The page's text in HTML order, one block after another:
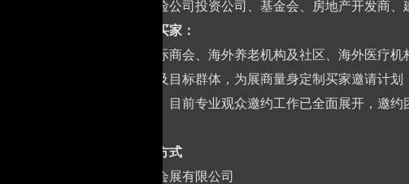
银行、保险公司投资公司、基金会、房地产开发商
四、海外买家：
领馆、国际商会、海外养老机构及社区、海外医疗
业的产品及目标群体，为展商量身定制买家邀请计
对接平台。目前专业观众邀约工作已全面展开，邀
联系方式
山东丞华会展有限公司